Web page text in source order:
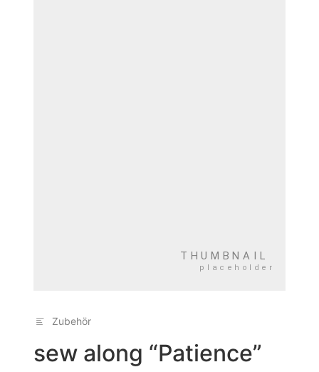
Zubehör
sew along “Patience”